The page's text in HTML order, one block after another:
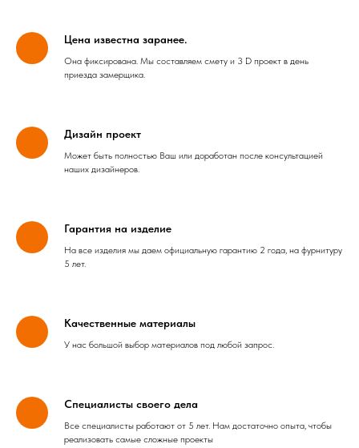
Цена известна заранее.
Она фиксирована. Мы составляем смету и 3 D проект в день
приезда замерщика.
Дизайн проект
Может быть полностью Ваш или доработан после консультацией
наших дизайнеров.
Гарантия на изделие
На все изделия мы даем официальную гарантию 2 года, на фурнитуру
5 лет.
Качественные материалы
У нас большой выбор материалов под любой запрос.
Специалисты своего дела
Все специалисты работают от 5 лет. Нам достаточно опыта, чтобы
реализовать самые сложные проекты